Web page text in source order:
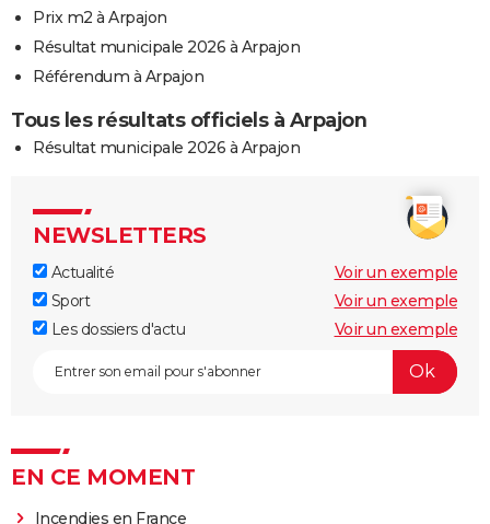
Prix m2 à Arpajon
Résultat municipale 2026 à Arpajon
Référendum à Arpajon
Tous les résultats officiels à Arpajon
Résultat municipale 2026 à Arpajon
NEWSLETTERS
Actualité
Voir un exemple
Sport
Voir un exemple
Les dossiers d'actu
Voir un exemple
EN CE MOMENT
Incendies en France